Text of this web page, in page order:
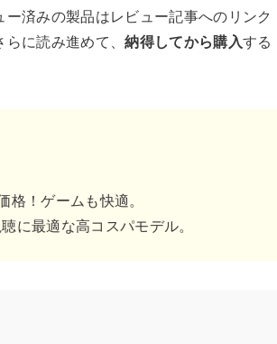
済みの製品はレビュー記事へのリンク
らに読み進めて、納得してから購入する
格！ゲームも快適。
に最適な高コスパモデル。